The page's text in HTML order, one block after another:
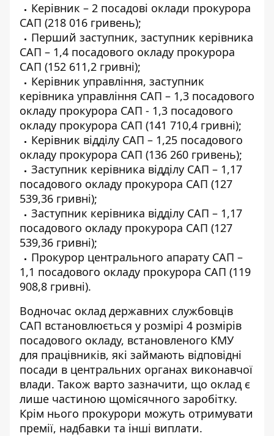
Керівник – 2 посадові оклади прокурора
САП (218 016 гривень);
Перший заступник, заступник керівника
САП – 1,4 посадового окладу прокурора
САП (152 611,2 гривні);
Керівник управління, заступник
керівника управління САП – 1,3 посадового
окладу прокурора САП - 1,3 посадового
окладу прокурора САП (141 710,4 гривні);
Керівник відділу САП – 1,25 посадового
окладу прокурора САП (136 260 гривень);
Заступник керівника відділу САП – 1,17
посадового окладу прокурора САП (127
539,36 гривні);
Заступник керівника відділу САП – 1,17
посадового окладу прокурора САП (127
539,36 гривні);
Прокурор центрального апарату САП –
1,1 посадового окладу прокурора САП (119
908,8 гривні).
Водночас оклад державних службовців
САП встановлюється у розмірі 4 розмірів
посадового окладу, встановленого КМУ
для працівників, які займають відповідні
посади в центральних органах виконавчої
влади. Також варто зазначити, що оклад є
лише частиною щомісячного заробітку.
Крім нього прокурори можуть отримувати
премії, надбавки та інші виплати.